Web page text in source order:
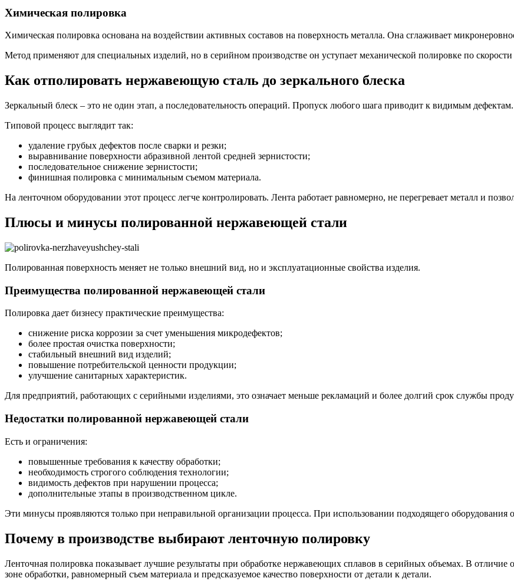
Химическая полировка
Химическая полировка основана на воздействии активных составов на поверхность металла. Она сглаживает
Метод применяют для специальных изделий, но в серийном производстве он уступает механической полировке по скорости
Как отполировать нержавеющую сталь до зеркального блеска
Зеркальный блеск – это не один этап, а последовательность операций. Пропуск любого шага приводит к видимым дефектам.
Типовой процесс выглядит так:
удаление грубых дефектов после сварки и резки;
выравнивание поверхности абразивной лентой средней зернистости;
последовательное снижение зернистости;
финишная полировка с минимальным съемом материала.
На ленточном оборудовании этот процесс легче контролировать. Лента работает равномерно, не перегревает металл и
Плюсы и минусы полированной нержавеющей стали
Полированная поверхность меняет не только внешний вид, но и эксплуатационные свойства изделия.
Преимущества полированной нержавеющей стали
Полировка дает бизнесу практические преимущества:
снижение риска коррозии за счет уменьшения микродефектов;
более простая очистка поверхности;
стабильный внешний вид изделий;
повышение потребительской ценности продукции;
улучшение санитарных характеристик.
Для предприятий, работающих с серийными изделиями, это означает меньше рекламаций и более долгий срок службы
Недостатки полированной нержавеющей стали
Есть и ограничения:
повышенные требования к качеству обработки;
необходимость строгого соблюдения технологии;
видимость дефектов при нарушении процесса;
дополнительные этапы в производственном цикле.
Эти минусы проявляются только при неправильной организации процесса. При использовании подходящего оборудования
Почему в производстве выбирают ленточную полировку
Ленточная полировка показывает лучшие результаты при обработке нержавеющих сплавов в серийных объемах. В отличие
зоне обработки, равномерный съем материала и предсказуемое качество поверхности от детали к детали.